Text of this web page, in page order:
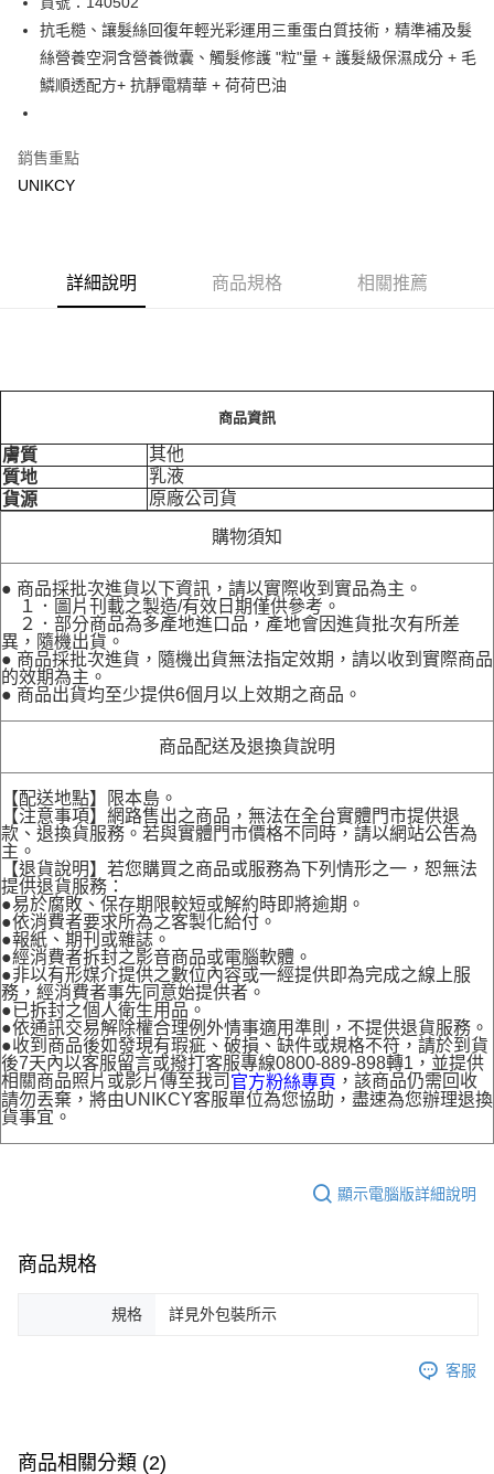
Apple Pay
街口支付
悠遊付
Google Pay
每筆NT$70，滿NT$499(含以上)免運費
宅配［需2-3個工作天不含預購商品］
每筆NT$100，滿NT$799(含以上)免運費
抗毛糙、讓髮絲回復年輕光彩運用三重蛋白質技術，精準補及髮
絲營養空洞含營養微囊、觸髮修護 "粒"量 + 護髮級保濕成分 + 毛
鱗順透配方+ 抗靜電精華 + 荷荷巴油
銷售重點
UNIKCY
詳細說明 商品規格 相關推薦
商品資訊
膚質
其他
質地
乳液
貨源
原廠公司貨
購物須知
● 商品採批次進貨以下資訊，請以實際收到實品為主。
１．圖片刊載之製造/有效日期僅供參考。
２．部分商品為多產地進口品，產地會因進貨批次有所差
異，隨機出貨。
● 商品採批次進貨，隨機出貨無法指定效期，請以收到實際商品
的效期為主。
● 商品出貨均至少提供6個月以上效期之商品。
商品配送及退換貨說明
【配送地點】限本島。
【注意事項】網路售出之商品，無法在全台實體門市提供退
款、退換貨服務。若與實體門市價格不同時，請以網站公告為
主。
【退貨說明】若您購買之商品或服務為下列情形之一，恕無法
提供退貨服務：
●易於腐敗、保存期限較短或解約時即將逾期。
●依消費者要求所為之客製化給付。
●報紙、期刊或雜誌。
●經消費者拆封之影音商品或電腦軟體。
●非以有形媒介提供之數位內容或一經提供即為完成之線上服
務，經消費者事先同意始提供者。
●已拆封之個人衛生用品。
●依通訊交易解除權合理例外情事適用準則，不提供退貨服務。
●收到商品後如發現有瑕疵、破損、缺件或規格不符，請於到貨
後7天內以客服留言或撥打客服專線0800-889-898轉1，並提供
相關商品照片或影片傳至我司 官方粉絲專頁 ，該商品仍需回收
請勿丟棄，將由UNIKCY客服單位為您協助，盡速為您辦理退換
貨事宜。
顯示電腦版詳細說明
商品規格
規格 詳見外包裝所示
客服
商品相關分類 (2)